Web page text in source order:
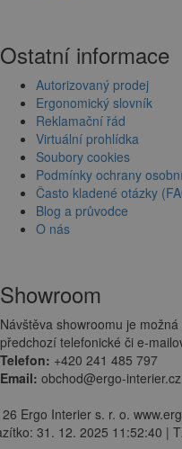
Ostatní informace
Autorizovaný prodej
Ergonomický slovník
Reklamační řád
Virtuální prohlídka
Soubory cookies
Podmínky ochrany
Často kladené otázky
Blog a průvodce
O nás
Showroom
Návštěva showroomu je
předchozí telefonické či e-
Telefon: +420 241 485 797
Email: obchod@ergo-interier.cz
Ergo Interier s. r. o.
31. 12. 2025 11:52:40 |